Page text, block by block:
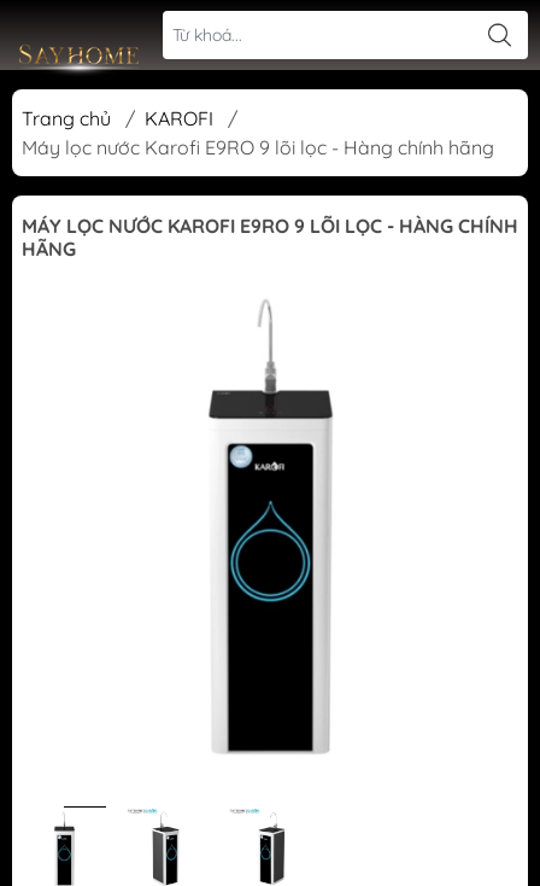
Trang chủ / KAROFI
/
Máy lọc nước Karofi E9RO 9 lõi lọc - Hàng chính hãng
MÁY LỌC NƯỚC KAROFI E9RO 9 LÕI LỌC - HÀNG CHÍNH
HÃNG